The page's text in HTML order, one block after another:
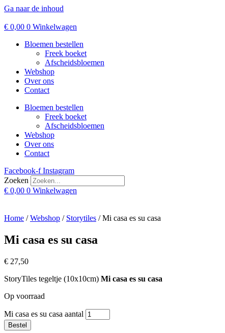
Ga naar de inhoud
€ 0,00 0 Winkelwagen
Bloemen bestellen
Freek boeket
Afscheidsbloemen
Webshop
Over ons
Contact
Bloemen bestellen
Freek boeket
Afscheidsbloemen
Webshop
Over ons
Contact
Facebook-f Instagram
Zoeken
€ 0,00 0 Winkelwagen
Home /Webshop / Storytiles / Mi casa es su casa
Mi casa es su casa
€ 27,50
StoryTiles tegeltje (10x10cm) Mi casa es su casa
Op voorraad
Mi casa es su casa aantal
Bestel